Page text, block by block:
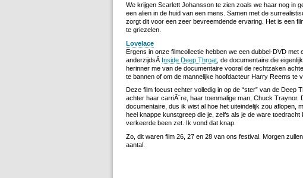
We krijgen Scarlett Johansson te zien zoals we haar nog in
een alien in de huid van een mens. Samen met de
zorgt dit voor een zeer bevreemdende ervaring. Het is een
te griezelen.
Lovelace
Ergens in onze filmcollectie hebben we een dubbel-DVD met
anderzijdsÂ Inside Deep Throat , de documentaire die
herinner me van de documentaire vooral de rechtzaken
te bannen of om de mannelijke hoofdacteur Harry Reems te
Deze film focust echter volledig in op de “ster” van de Deep
achter haar carriÃ¨re, haar toenmalige man, Chuck Traynor.
documentaire, dus ik wist al hoe het uiteindelijk zou aflopen,
heel knappe kunstgreep die je, zelfs als je de ware toedracht
verkeerde been zet. Ik vond dat knap.
Zo, dit waren film 26, 27 en 28 van ons festival. Morgen
aantal.